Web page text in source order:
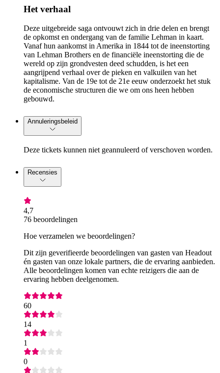
Het verhaal
Deze uitgebreide saga ontvouwt zich in drie delen en brengt
de opkomst en ondergang van de familie Lehman in kaart.
Vanaf hun aankomst in Amerika in 1844 tot de ineenstorting
van Lehman Brothers en de financiële ineenstorting die de
wereld op zijn grondvesten deed schudden, is het een
aangrijpend verhaal over de pieken en valkuilen van het
kapitalisme. Van de 19e tot de 21e eeuw onderzoekt het stuk
de economische structuren die we om ons heen hebben
gebouwd.
Annuleringsbeleid
Deze tickets kunnen niet geannuleerd of verschoven worden.
Recensies
4,7
76 beoordelingen
Hoe verzamelen we beoordelingen?
Dit zijn geverifieerde beoordelingen van gasten van Headout
én gasten van onze lokale partners, die de ervaring aanbieden.
Alle beoordelingen komen van echte reizigers die aan de
ervaring hebben deelgenomen.
60
14
1
0